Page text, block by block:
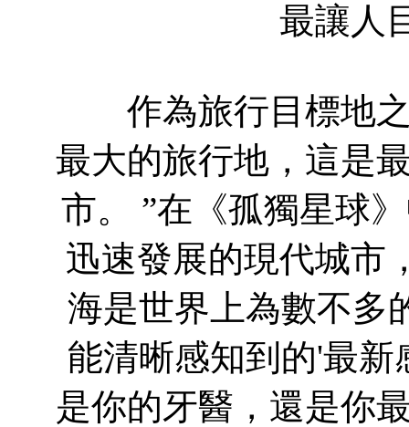
最讓人
作為旅行目標地之
最大的旅行地，這是
市。 ”在《孤獨星球
迅速發展的現代城市
海是世界上為數不多
能清晰感知到的'最
是你的牙醫，還是你